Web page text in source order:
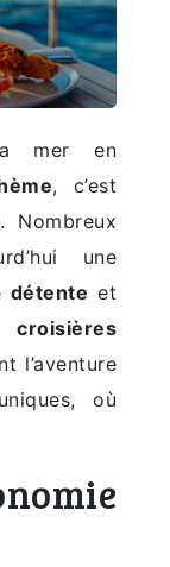
mer en
, c’est
Nombreux
une
détente et
croisières
l’aventure
où